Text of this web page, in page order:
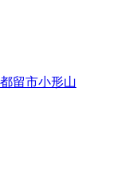
留市小形山